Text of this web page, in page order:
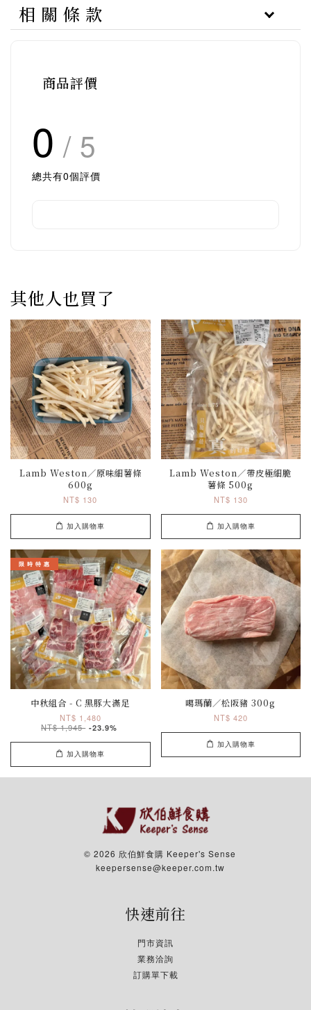
相 關 條 款
商品評價
0 / 5
總共有0個評價
其他人也買了
Lamb Weston／原味細薯條
600g
NT$ 130
加入購物車
Lamb Weston／帶皮極細脆
薯條 500g
NT$ 130
加入購物車
限 時 特 惠
中秋組合 - C 黑豚大滿足
NT$ 1,480
NT$ 1,945 -23.9%
加入購物車
噶瑪蘭／松阪豬 300g
NT$ 420
加入購物車
© 2026 欣伯鮮食購 Keeper's Sense
keepersense@keeper.com.tw
快速前往
門市資訊
業務洽詢
訂購單下載